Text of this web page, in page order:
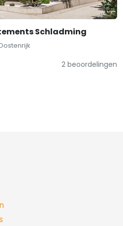
Schladming
2 beoordelingen